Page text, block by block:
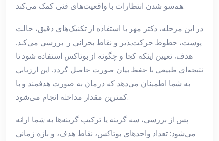
هم‌سو شدن انتظارات با واقعیت‌های فنی کمک می‌کند.
در این مرحله، دکتر مهر با استفاده از تکنیک‌های دقیق، حالت
پوست، خطوط حرکت‌پذیر و نقاط بحرانی را بررسی می‌کند.
هدف، تعیین اینکه کجا و چگونه از بوتاکس استفاده شود تا
نتیجه‌ای طبیعی با حفظ بیان صورت حاصل گردد. این ارزیابی
به شما اطمینان می‌دهد که درمان به صورت هدفمند و با
کمترین مقدار مداخله انجام می‌شود.
پس از بررسی، سه گزینه یا ترکیب گزینه‌ها به شما ارائه
می‌شود: تعداد واحد‌های بوتاکس، نقاط هدف، و بازه زمانی